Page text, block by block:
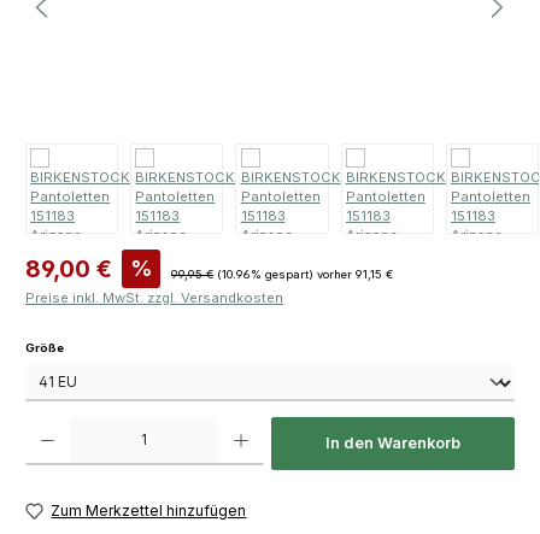
Verkaufspreis:
89,00 € % Regulärer Preis:
99,95 € (10.96% gespart) vorher 91,15 €
Preise inkl. MwSt. zzgl. Versandkosten
Größeauswählen
In den Warenkorb
Zum Merkzettel hinzufügen